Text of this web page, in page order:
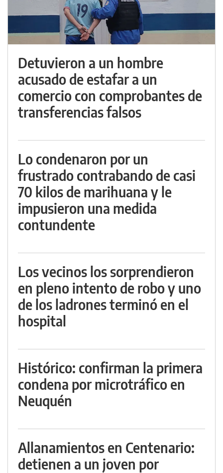
Detuvieron a un hombre
acusado de estafar a un
comercio con comprobantes de
transferencias falsos
Lo condenaron por un
frustrado contrabando de casi
70 kilos de marihuana y le
impusieron una medida
contundente
Los vecinos los sorprendieron
en pleno intento de robo y uno
de los ladrones terminó en el
hospital
Histórico: confirman la primera
condena por microtráfico en
Neuquén
Allanamientos en Centenario:
detienen a un joven por